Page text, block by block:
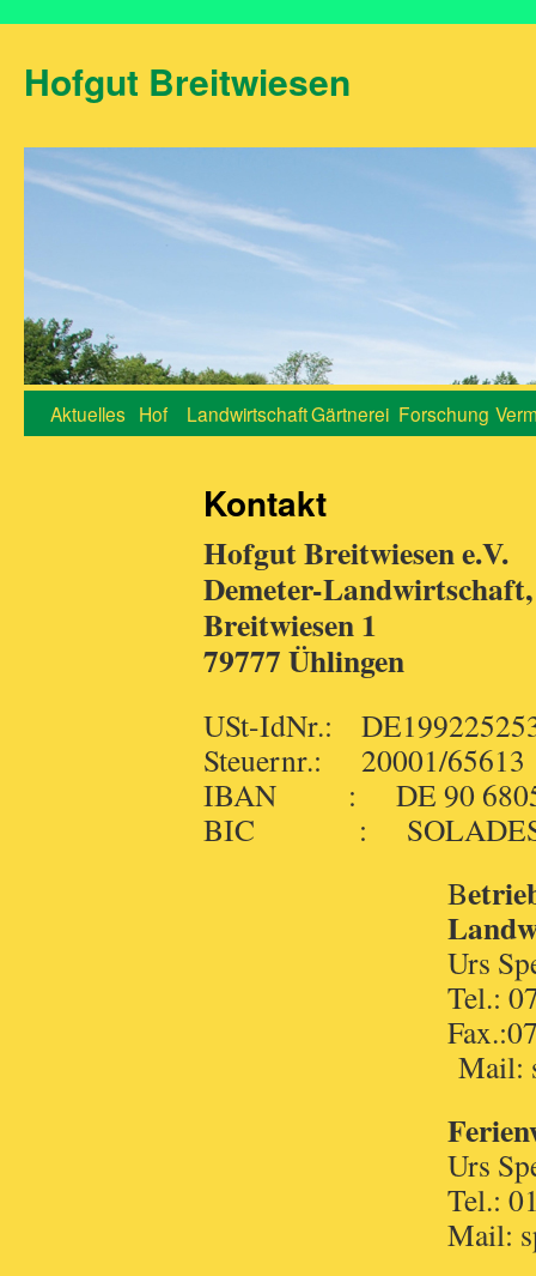
Hofgut Breitwiesen
Zum
Aktuelles Hof LandwirtschaftGärtnerei Forschung
Kontakt
Hofgut Breitwiesen e.V.
Demeter-
Breitwiesen 1
79777 Ühlingen
USt-IdNr.:
Steuernr.: 20001/65613
IBAN : DE 90 6805
BIC :
B
Urs
Tel.:
Mail:
Urs
Tel.:
Mail: